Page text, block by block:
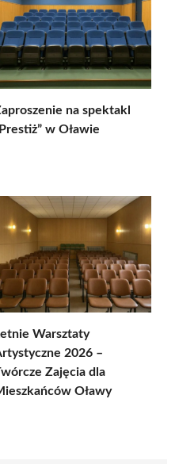
na spektakl
w Oławie
Warsztaty
2026 –
Zajęcia dla
Oławy